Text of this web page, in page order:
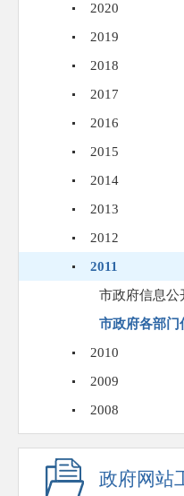
2020
2019
2018
2017
2016
2015
2014
2013
2012
2011
市政府信息公
市政府各部门
2010
2009
2008
政府网站